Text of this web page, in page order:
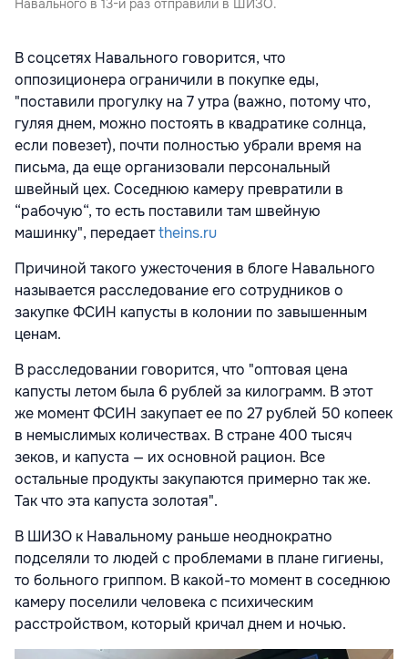
Навального в 13-й раз отправили в ШИЗО.
В соцсетях Навального говорится, что
оппозиционера ограничили в покупке еды,
"поставили прогулку на 7 утра (важно, потому что,
гуляя днем, можно постоять в квадратике солнца,
если повезет), почти полностью убрали время на
письма, да еще организовали персональный
швейный цех. Соседнюю камеру превратили в
“рабочую“, то есть поставили там швейную
машинку", передаетtheins.ru
Причиной такого ужесточения в блоге Навального
называется расследование его сотрудников о
закупке ФСИН капусты в колонии по завышенным
ценам.
В расследовании говорится, что "оптовая цена
капусты летом была 6 рублей за килограмм. В этот
же момент ФСИН закупает ее по 27 рублей 50 копеек
в немыслимых количествах. В стране 400 тысяч
зеков, и капуста — их основной рацион. Все
остальные продукты закупаются примерно так же.
Так что эта капуста золотая".
В ШИЗО к Навальному раньше неоднократно
подселяли то людей с проблемами в плане гигиены,
то больного гриппом. В какой-то момент в соседнюю
камеру поселили человека с психическим
расстройством, который кричал днем и ночью.